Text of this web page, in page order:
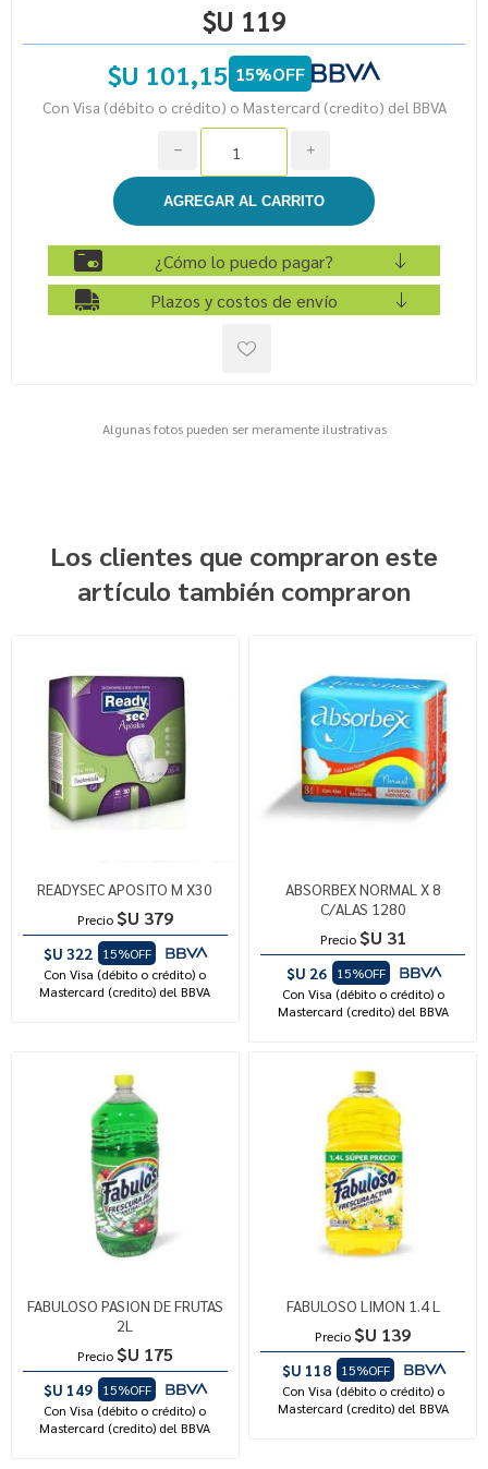
$U 119
$U 101,15 15%OFF
Con Visa (débito o crédito) o Mastercard (credito) del BBVA
i
h
¿Cómo lo puedo pagar?
Plazos y costos de envío
Algunas fotos pueden ser meramente ilustrativas
Los clientes que compraron este
artículo también compraron
READYSEC APOSITO M X30
Precio $U 379
$U 322
15%OFF
Con Visa (débito o crédito) o
Mastercard (credito) del BBVA
ABSORBEX NORMAL X 8
C/ALAS 1280
Precio $U 31
$U 26
15%OFF
Con Visa (débito o crédito) o
Mastercard (credito) del BBVA
FABULOSO PASION DE FRUTAS
2L
Precio $U 175
$U 149
15%OFF
Con Visa (débito o crédito) o
Mastercard (credito) del BBVA
FABULOSO LIMON 1.4 L
Precio $U 139
$U 118
15%OFF
Con Visa (débito o crédito) o
Mastercard (credito) del BBVA